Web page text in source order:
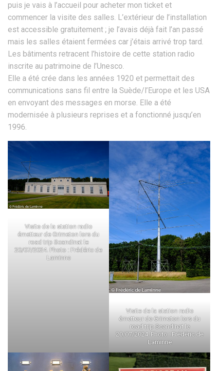
puis je vais à l’accueil pour acheter mon ticket et
commencer la visite des salles. L’extérieur de l’installation
est accessible gratuitement ; je l’avais déjà fait l’an passé
mais les salles étaient fermées car j’étais arrivé trop tard.
Les bâtiments retracent l’histoire de cette station radio
inscrite au patrimoine de l’Unesco.
Elle a été crée dans les années 1920 et permettait des
communications sans fil entre la Suède/l’Europe et les USA
en envoyant des messages en morse. Elle a été
modernisée à plusieurs reprises et a fonctionné jusqu’en
1996.
Visite de la station radio
émetteur de Grimeton lors du
road trip Scandinat le
20/07/2024. Photo : Frédéric de
Laminne
Visite de la station radio
émetteur de Grimeton lors du
road trip Scandinat le
20/07/2024. Photo : Frédéric de
Laminne